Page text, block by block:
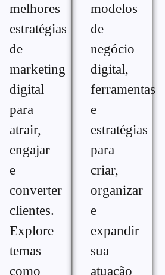
melhores
estratégias
de
marketing
digital
para
atrair,
engajar
e
converter
clientes.
Explore
temas
como
modelos
de
negócio
digital,
ferramentas
e
estratégias
para
criar,
organizar
e
expandir
sua
atuação